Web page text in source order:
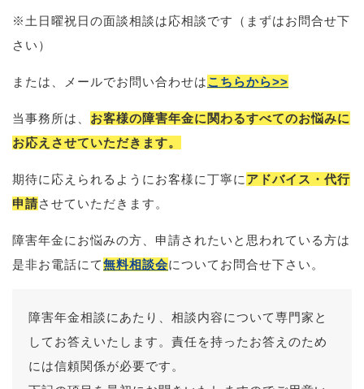
※土日曜祝日の面談相談は応相談です（まずはお問合せ下
さい）
または、メールでお問い合わせはこちらから>>
当事務所は、 お客様の障害年金に関わるすべてのお悩みに
お応えさせていただきます。
期待に応えられるようにお客様に丁寧に アドバイス・代行
申請させていただきます。
障害年金にお悩みの方、申請されたいと思われている方は
是非お電話にて無料相談会についてお問合せ下さい。
障害年金相談にあたり、相談内容について専門家と
してお答えいたします。責任を持ったお答えのため
には信頼関係が必要です。